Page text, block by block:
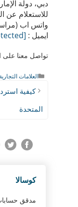
دبي، دولة
للاستعلام عن
واتس اب (مراسلة فقط)
ايميل : [email protected]
تواصل معنا على
التصنيفات
العلامات
كيفية
المتحدة
كوسالا
مدقق حسابات متميز بخبرة تزيد عن 5